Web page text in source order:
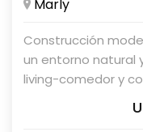
Marly
Construcción
un entorno natural
living-comedor y
dormitorio en suite
dormitorios y un